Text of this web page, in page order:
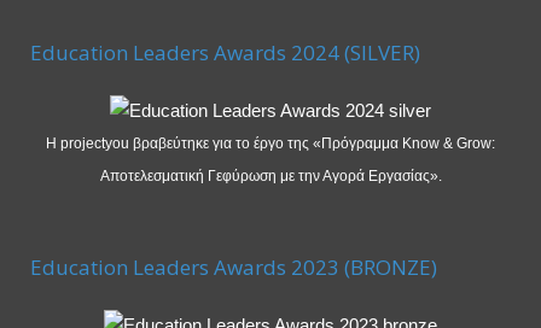
Education Leaders Awards 2024 (SILVER)
Η projectyou βραβεύτηκε για το έργο της «Πρόγραμμα Know & Grow:
Αποτελεσματική Γεφύρωση με την Αγορά Εργασίας».
Education Leaders Awards 2023 (BRONZE)